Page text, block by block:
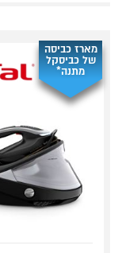
מארז כביסה
של כביסקל
מתנה*